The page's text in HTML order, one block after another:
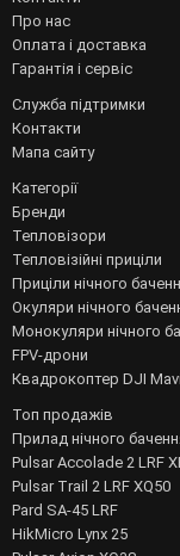
Про нас
Оплата і доставка
Гарантія і сервіс
Служба підтримки
Контакти
Мапа сайту
Категорії
Бренди
Тепловізори
Тепловізійні приціли
Приціли нічного
Окуляри нічного
Монокуляри нічного
FPV-дрони
Квадрокоптер DJI
Топ продажів
Прилад нічного
Pulsar Accolade 2 LRF
Pulsar Trail 2 LRF XQ50
Pard SA-45 LRF
HikMicro Lynx 25